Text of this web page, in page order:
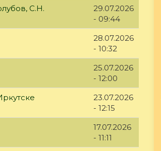
С.Н.
29.07.2026
- 09:44
28.07.2026
- 10:32
25.07.2026
- 12:00
23.07.2026
- 12:15
17.07.2026
- 11:11